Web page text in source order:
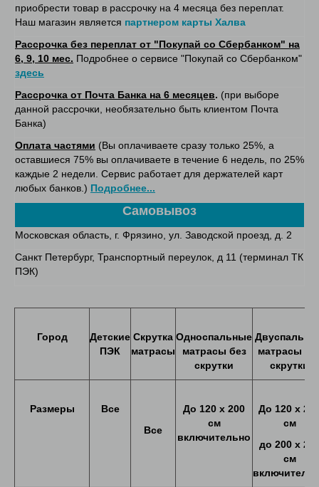
приобрести товар в рассрочку на 4 месяца без переплат.
Наш магазин является партнером карты Халва
Рассрочка без переплат от "Покупай со Сбербанком" на
6, 9, 10 мес. Подробнее о сервисе "Покупай со Сбербанком"
здесь
Рассрочка от Почта Банка на 6 месяцев. (при выборе
данной рассрочки, необязательно быть клиентом Почта
Банка)
Оплата частями (Вы оплачиваете сразу только 25%, а
оставшиеся 75% вы оплачиваете в течение 6 недель, по 25%
каждые 2 недели. Сервис работает для держателей карт
любых банков.) Подробнее...
Самовывоз
Московская область, г. Фрязино, ул. Заводской проезд, д. 2
Санкт Петербург, Транспортный переулок, д 11 (терминал ТК
ПЭК)
Город
Детские
ПЭК
Скрутка
матрасы
Односпальные
матрасы без
скрутки
матрасы
скрутки
Размеры
Все
Все
До 120 х 200
см
включительно
До 120 х
см
до 200 х
см